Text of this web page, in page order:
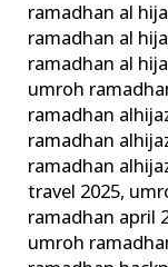
ramadhan al
ramadhan al
ramadhan al
umroh
ramadhan
ramadhan
ramadhan
travel 2025,
ramadhan april
umroh